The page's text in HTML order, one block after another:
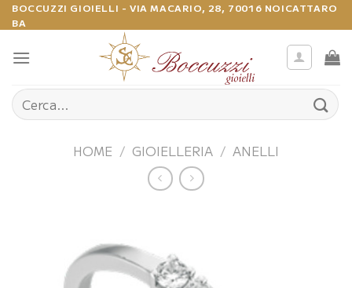
Salta
ai
contenuti
BOCCUZZI GIOIELLI - VIA MACARIO, 28, 70016 NOICATTARO
BA
Cerca:
HOME / GIOIELLERIA / ANELLI